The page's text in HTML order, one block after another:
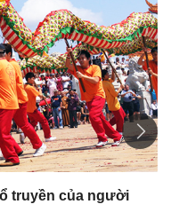
truyền của người